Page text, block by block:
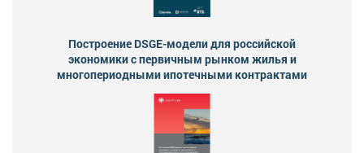
Построение DSGE-модели для российской
экономики с первичным рынком жилья и
многопериодными ипотечными контрактами